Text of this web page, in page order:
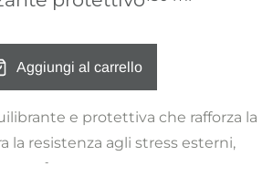
Aggiungi al carrello
e protettiva che rafforza la
la resistenza agli stress esterni,
fresco e setoso.